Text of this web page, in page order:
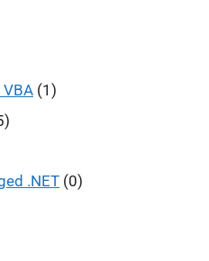
(1)
.NET (0)